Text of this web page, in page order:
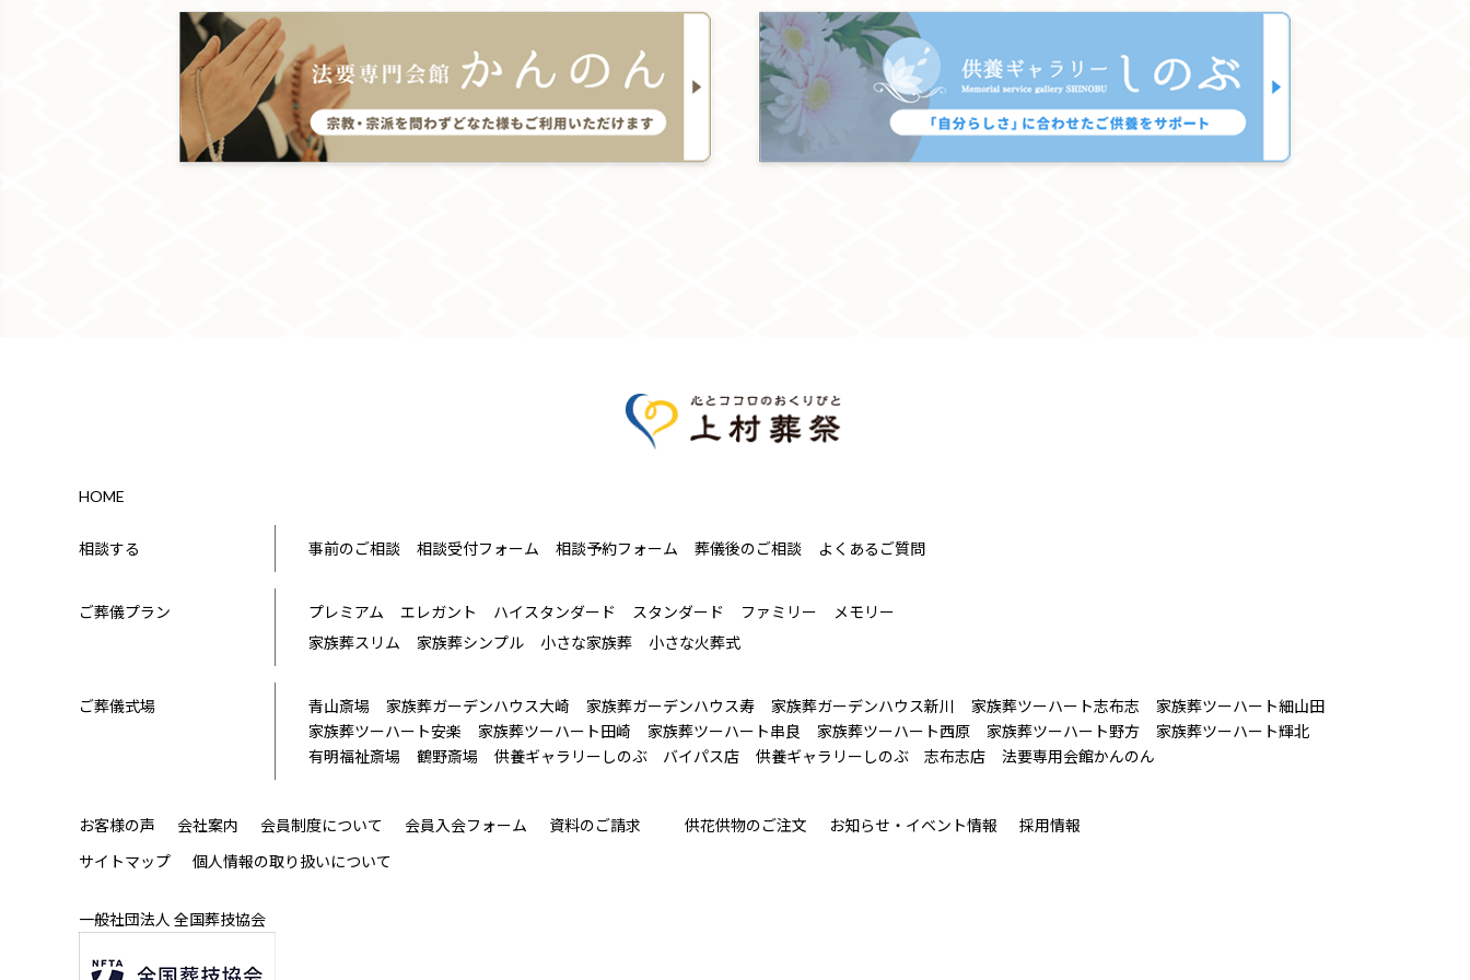
HOME
相談する 事前のご相談 相談受付フォーム 相談予約フォーム 葬儀後のご相談 よくあるご質問
ご葬儀プラン プレミアム エレガント ハイスタンダード スタンダード ファミリー
メモリー
家族葬スリム
家族葬シンプル 小さな家族葬 小さな火葬式
ご葬儀式場 青山斎場 家族葬ガーデンハウス大崎 家族葬ガーデンハウス寿 家族葬ガーデンハウス新川 家族葬ツーハート志布志
家族葬ツーハート細山田
家族葬ツーハート安楽
家族葬ツーハート田崎 家族葬ツーハート串良 家族葬ツーハート西原 家族葬ツーハート野方
家族葬ツーハート輝北
有明福祉斎場
鶴野斎場 供養ギャラリーしのぶ バイパス店 供養ギャラリーしのぶ 志布志店 法要専用会館かんのん
お客様の声 会社案内 会員制度について 会員入会フォーム 資料のご請求 供花供物のご注文 お知らせ・イベント情報
採用情報
サイトマップ
個人情報の取り扱いについて
一般社団法人 全国葬技協会